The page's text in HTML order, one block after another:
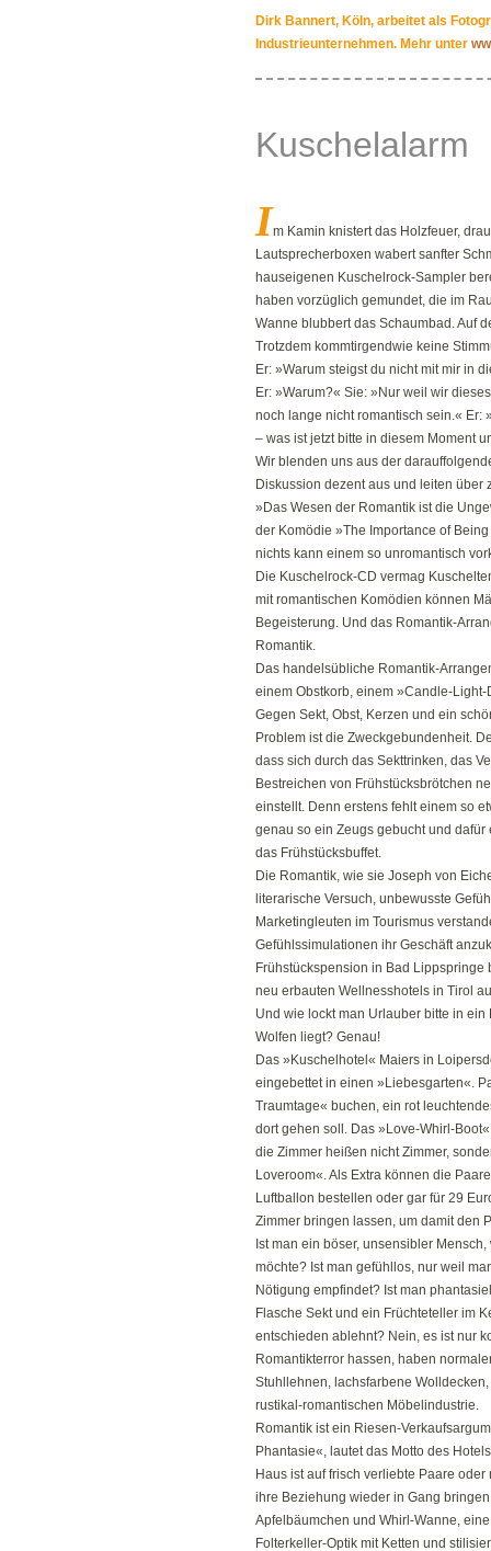
Dirk Bannert, Köln, arbeitet als
Industrieunternehmen. Mehr unter
Kuschelalarm
Im Kamin knistert das Holzfeuer,
Lautsprecherboxen wabert sanfter
hauseigenen Kuschelrock-Sampler
haben vorzüglich gemundet, die im
Wanne blubbert das Schaumbad. Auf
Trotzdem kommtirgendwie keine
Er: »Warum steigst du nicht mit mir in
Er: »Warum?« Sie: »Nur weil wir
noch lange nicht romantisch sein.« Er:
– was ist jetzt bitte in diesem Moment
Wir blenden uns aus der
Diskussion dezent aus und leiten über
»Das Wesen der Romantik ist die
der Komödie »The Importance of
nichts kann einem so unromantisch
Die Kuschelrock-CD vermag
mit romantischen Komödien können
Begeisterung. Und das Romantik-
Romantik.
Das handelsübliche Romantik-
einem Obstkorb, einem »Candle-
Gegen Sekt, Obst, Kerzen und ein
Problem ist die Zweckgebundenheit.
dass sich durch das Sekttrinken, das
Bestreichen von Frühstücksbrötchen
einstellt. Denn erstens fehlt einem so
genau so ein Zeugs gebucht und
das Frühstücksbuffet.
Die Romantik, wie sie Joseph von
literarische Versuch, unbewusste
Marketingleuten im Tourismus
Gefühlssimulationen ihr Geschäft
Frühstückspension in Bad
neu erbauten Wellnesshotels in Tirol
Und wie lockt man Urlauber bitte in
Wolfen liegt? Genau!
Das »Kuschelhotel« Maiers in
eingebettet in einen »Liebesgarten«.
Traumtage« buchen, ein rot
dort gehen soll. Das »Love-Whirl-
die Zimmer heißen nicht Zimmer,
Loveroom«. Als Extra können die
Luftballon bestellen oder gar für 29
Zimmer bringen lassen, um damit den
Ist man ein böser, unsensibler
möchte? Ist man gefühllos, nur weil
Nötigung empfindet? Ist man
Flasche Sekt und ein Früchteteller im
entschieden ablehnt? Nein, es ist nur
Romantikterror hassen, haben
Stuhllehnen, lachsfarbene
rustikal-romantischen Möbelindustrie.
Romantik ist ein Riesen-
Phantasie«, lautet das Motto des
Haus ist auf frisch verliebte Paare
ihre Beziehung wieder in Gang
Apfelbäumchen und Whirl-Wanne,
Folterkeller-Optik mit Ketten und